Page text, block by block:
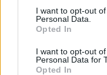
services and may
not limited to your visit
grant or deny consent
consent section.
I want to opt-out
Personal Data.
Opted In
I want to opt-out
Personal Data for
Opted In